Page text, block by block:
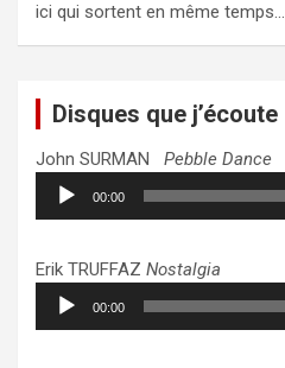
ici qui sortent en même temps…
Disques que j’écoute
John SURMAN Pebble Dance
Lecteur
audio
00:00
Erik TRUFFAZ Nostalgia
Lecteur
audio
00:00